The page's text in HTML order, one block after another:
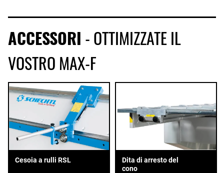
ACCESSORI - OTTIMIZZATE IL
VOSTRO MAX-F
Cesoia a rulli RSL
Dita di arresto del
cono